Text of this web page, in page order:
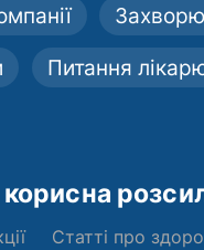
Питання
корисна
Статті про